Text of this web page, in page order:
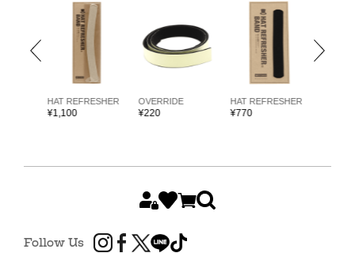
HAT REFRESHER
¥1,100
OVERRIDE
¥220
HAT REFRESHER
¥770
Follow Us